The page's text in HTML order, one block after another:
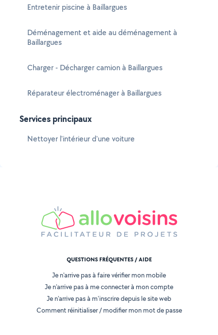
Entretenir piscine à Baillargues
Déménagement et aide au déménagement à
Baillargues
Charger - Décharger camion à Baillargues
Réparateur électroménager à Baillargues
Services principaux
Nettoyer l'intérieur d'une voiture
QUESTIONS FRÉQUENTES / AIDE
Je n'arrive pas à faire vérifier mon mobile
Je n'arrive pas à me connecter à mon compte
Je n'arrive pas à m'inscrire depuis le site web
Comment réinitialiser / modifier mon mot de passe